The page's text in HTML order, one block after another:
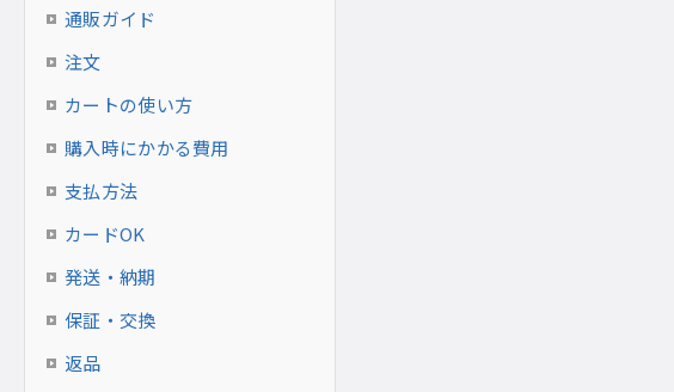
通販ガイド
注文
カートの使い方
購入時にかかる費用
支払方法
カードOK
発送・納期
保証・交換
返品